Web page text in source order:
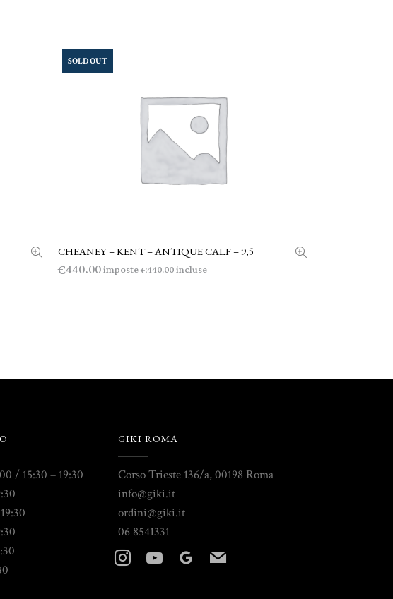
SOLD OUT
LEGGI TUTTO
CHEANEY – KENT – ANTIQUE CALF – 9,5
€440.00imposte€440.00incluse
/ 15:30 – 19:30
GIKI ROMA
Corso Trieste 136/a, 00198 Roma
info@giki.it
ordini@giki.it
06 8541331
instagramyoutubegoogleplus
mail